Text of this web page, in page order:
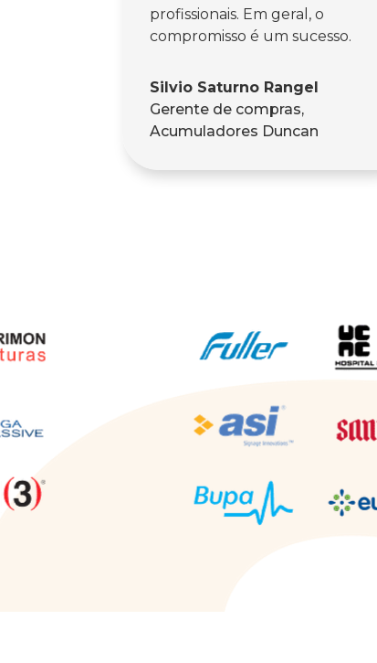
profissionais. Em geral, o
compromisso é um sucesso.
Silvio Saturno Rangel
Gerente de compras,
Acumuladores Duncan